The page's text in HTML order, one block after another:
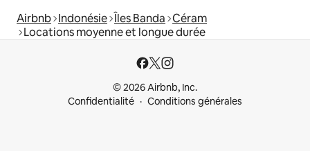
Airbnb Indonésie Îles Banda Céram
Locations moyenne et longue durée
© 2026 Airbnb, Inc.
Confidentialité
Conditions générales